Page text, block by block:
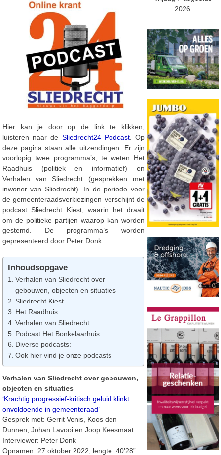
Hier kan je door op de link te klikken,
luisteren naar de Sliedrecht24 Podcast. Op
deze pagina staan alle uitzendingen. Er zijn
voorlopig twee programma’s, te weten Het
Raadhuis (politiek en informatief) en
Verhalen van Sliedrecht (gesprekken met
inwoner van Sliedrecht). In de periode voor
de gemeenteraadsverkiezingen verschijnt de
podcast Sliedrecht Kiest, waarin het draait
om de politieke partijen waarop kan worden
gestemd. De programma’s worden
gepresenteerd door Peter Donk.
Inhoudsopgave
Verhalen van Sliedrecht over
gebouwen, objecten en situaties
Sliedrecht Kiest
Het Raadhuis
Verhalen van Sliedrecht
Podcast Het Bonkelaarhuis
Diverse podcasts:
Ook hier vind je onze podcasts
Verhalen van Sliedrecht over gebouwen,
objecten en situaties
‘Krachtig progressief-kritisch geluid klinkt
onvoldoende in gemeenteraad’
Gesprek met: Gerrit Venis, Koos den
Dunnen, Johan Lavooi en Joop Keesmaat
Interviewer: Peter Donk
Opnamen: 27 oktober 2022, lengte: 40’28”
2026